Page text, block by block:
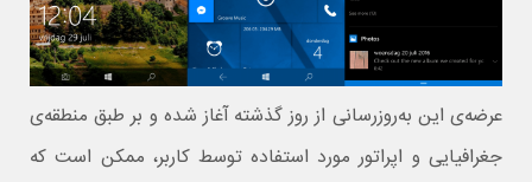
عرضه‌ی این به‌روزرسانی از روز گذشته آغاز شده و بر طبق منطقه‌ی
جغرافیایی و اپراتور مورد استفاده توسط کاربر، ممکن است که